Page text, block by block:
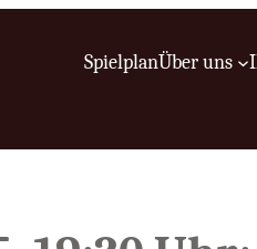
SpielplanÜber uns